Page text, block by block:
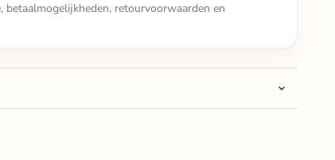
betaalmogelijkheden, retourvoorwaarden en